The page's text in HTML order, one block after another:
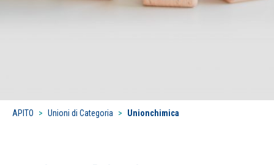
APITO > Unioni di Categoria > Unionchimica